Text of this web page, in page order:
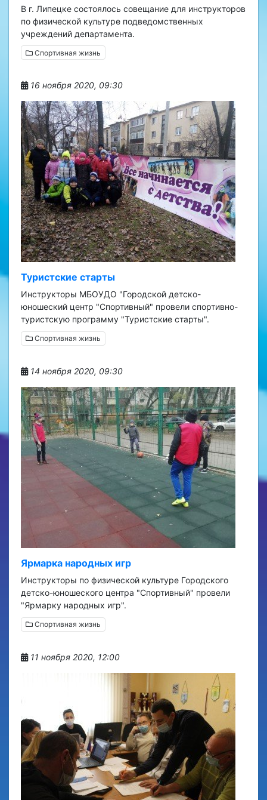
В г. Липецке состоялось совещание для инструкторов
по физической культуре подведомственных
учреждений департамента.
Спортивная жизнь
16 ноября 2020, 09:30
Туристские старты
Инструкторы МБОУДО "Городской детско-
юношеский центр "Спортивный" провели спортивно-
туристскую программу "Туристские старты".
Спортивная жизнь
14 ноября 2020, 09:30
Ярмарка народных игр
Инструкторы по физической культуре Городского
детско-юношеского центра "Спортивный" провели
"Ярмарку народных игр".
Спортивная жизнь
11 ноября 2020, 12:00